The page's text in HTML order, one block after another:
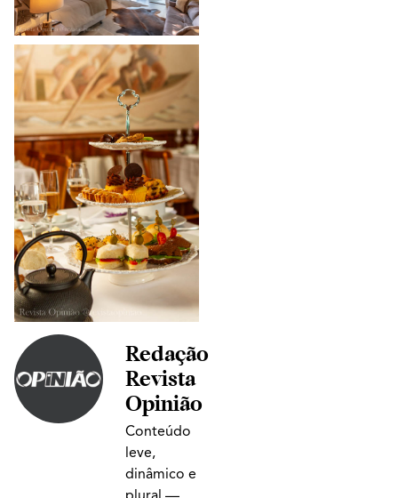
Redação
Revista
Opinião
Conteúdo
leve,
dinâmico e